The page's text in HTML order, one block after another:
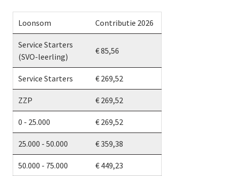
Loonsom Contributie 2026
Service Starters
(SVO-leerling)
€ 85,56
Service Starters € 269,52
ZZP € 269,52
0 - 25.000 € 269,52
25.000 - 50.000 € 359,38
50.000 - 75.000 € 449,23